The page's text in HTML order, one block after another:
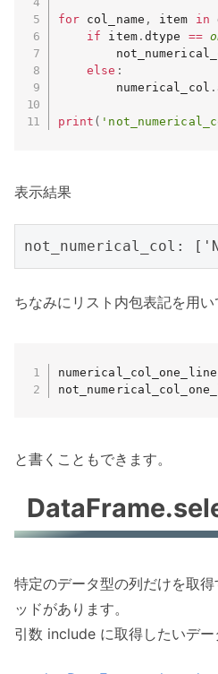
for col_name , item in
if item. dtype ==
else :
        numerical_col
.
print (
表示結果
not_numerical_col:
ちなみにリスト内包表記を用い
と書くこともできます。
特定のデータ型の列だけを取
ッドがあります。
引数 include に取得したいデー